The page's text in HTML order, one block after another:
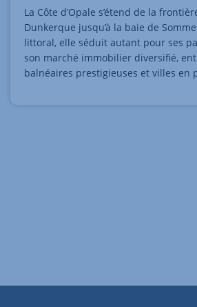
La Côte d’Opale s’étend de la
Dunkerque jusqu’à la baie de
littoral, elle séduit autant pour ses
son marché immobilier diversifié,
balnéaires prestigieuses et villes en